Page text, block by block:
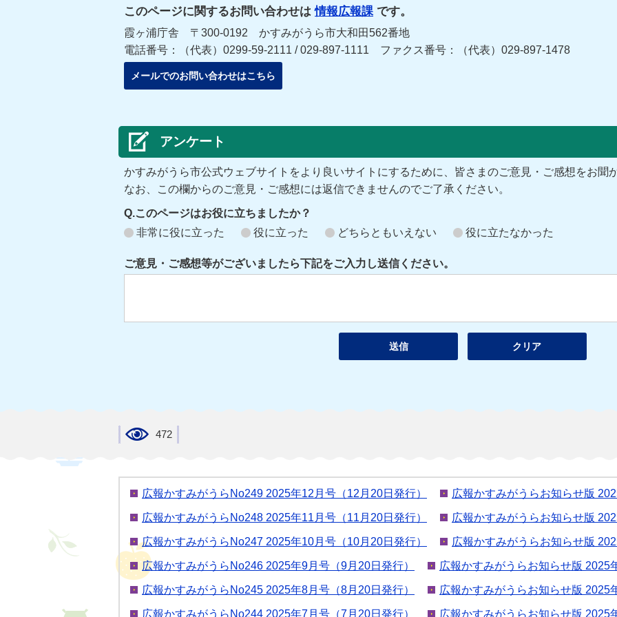
このページに関するお問い合わせは 情報広報課 です。
霞ヶ浦庁舎 〒300-0192 かすみがうら市大和田562番地
電話番号：（代表）0299-59-2111 / 029-897-1111 ファクス番号：（代表）029-897-1478
メールでのお問い合わせはこちら
アンケート
かすみがうら市公式ウェブサイトをより良いサイトにするために、皆さまのご意見・ご感想をお聞
なお、この欄からのご意見・ご感想には返信できませんのでご了承ください。
Q.このページはお役に立ちましたか？
非常に役に立った
役に立った どちらともいえない 役に立たなかった
ご意見・ご感想等がございましたら下記をご入力し送信ください。
472
広報かすみがうらNo249 2025年12月号（12月20日発行） 広報かすみがうらお知らせ版
広報かすみがうらNo248 2025年11月号（11月20日発行） 広報かすみがうらお知らせ版
広報かすみがうらNo247 2025年10月号（10月20日発行） 広報かすみがうらお知らせ版
広報かすみがうらNo246 2025年9月号（9月20日発行） 広報かすみがうらお知らせ版 2025
広報かすみがうらNo245 2025年8月号（8月20日発行） 広報かすみがうらお知らせ版 2025
広報かすみがうらNo244 2025年7月号（7月20日発行） 広報かすみがうらお知らせ版 2025